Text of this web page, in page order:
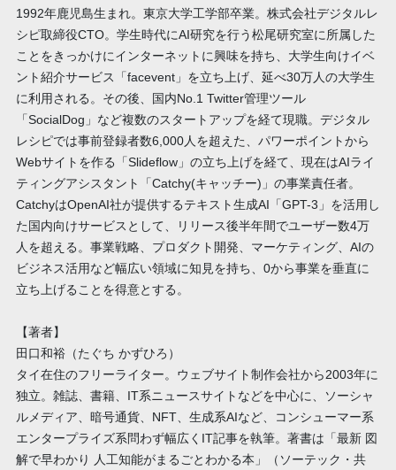
1992年鹿児島生まれ。東京大学工学部卒業。株式会社デジタルレ
シピ取締役CTO。学生時代にAI研究を行う松尾研究室に所属した
ことをきっかけにインターネットに興味を持ち、大学生向けイベ
ント紹介サービス「facevent」を立ち上げ、延べ30万人の大学生
に利用される。その後、国内No.1 Twitter管理ツール
「SocialDog」など複数のスタートアップを経て現職。デジタル
レシピでは事前登録者数6,000人を超えた、パワーポイントから
Webサイトを作る「Slideflow」の立ち上げを経て、現在はAIライ
ティングアシスタント「Catchy(キャッチー)」の事業責任者。
CatchyはOpenAI社が提供するテキスト生成AI「GPT-3」を活用し
た国内向けサービスとして、リリース後半年間でユーザー数4万
人を超える。事業戦略、プロダクト開発、マーケティング、AIの
ビジネス活用など幅広い領域に知見を持ち、0から事業を垂直に
立ち上げることを得意とする。
【著者】
田口和裕（たぐち かずひろ）
タイ在住のフリーライター。ウェブサイト制作会社から2003年に
独立。雑誌、書籍、IT系ニュースサイトなどを中心に、ソーシャ
ルメディア、暗号通貨、NFT、生成系AIなど、コンシューマー系
エンタープライズ系問わず幅広くIT記事を執筆。著書は「最新 図
解で早わかり 人工知能がまるごとわかる本」（ソーテック・共